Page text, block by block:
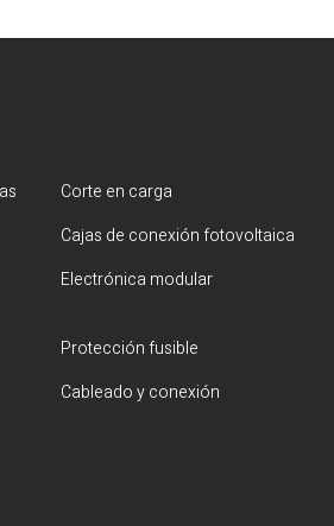
Corte en carga
Cajas de conexión fotovoltaica
Electrónica modular
Protección fusible
Cableado y conexión